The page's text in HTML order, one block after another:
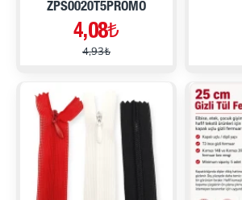
ZPS0020T5PROMO
4,08₺
4,93₺